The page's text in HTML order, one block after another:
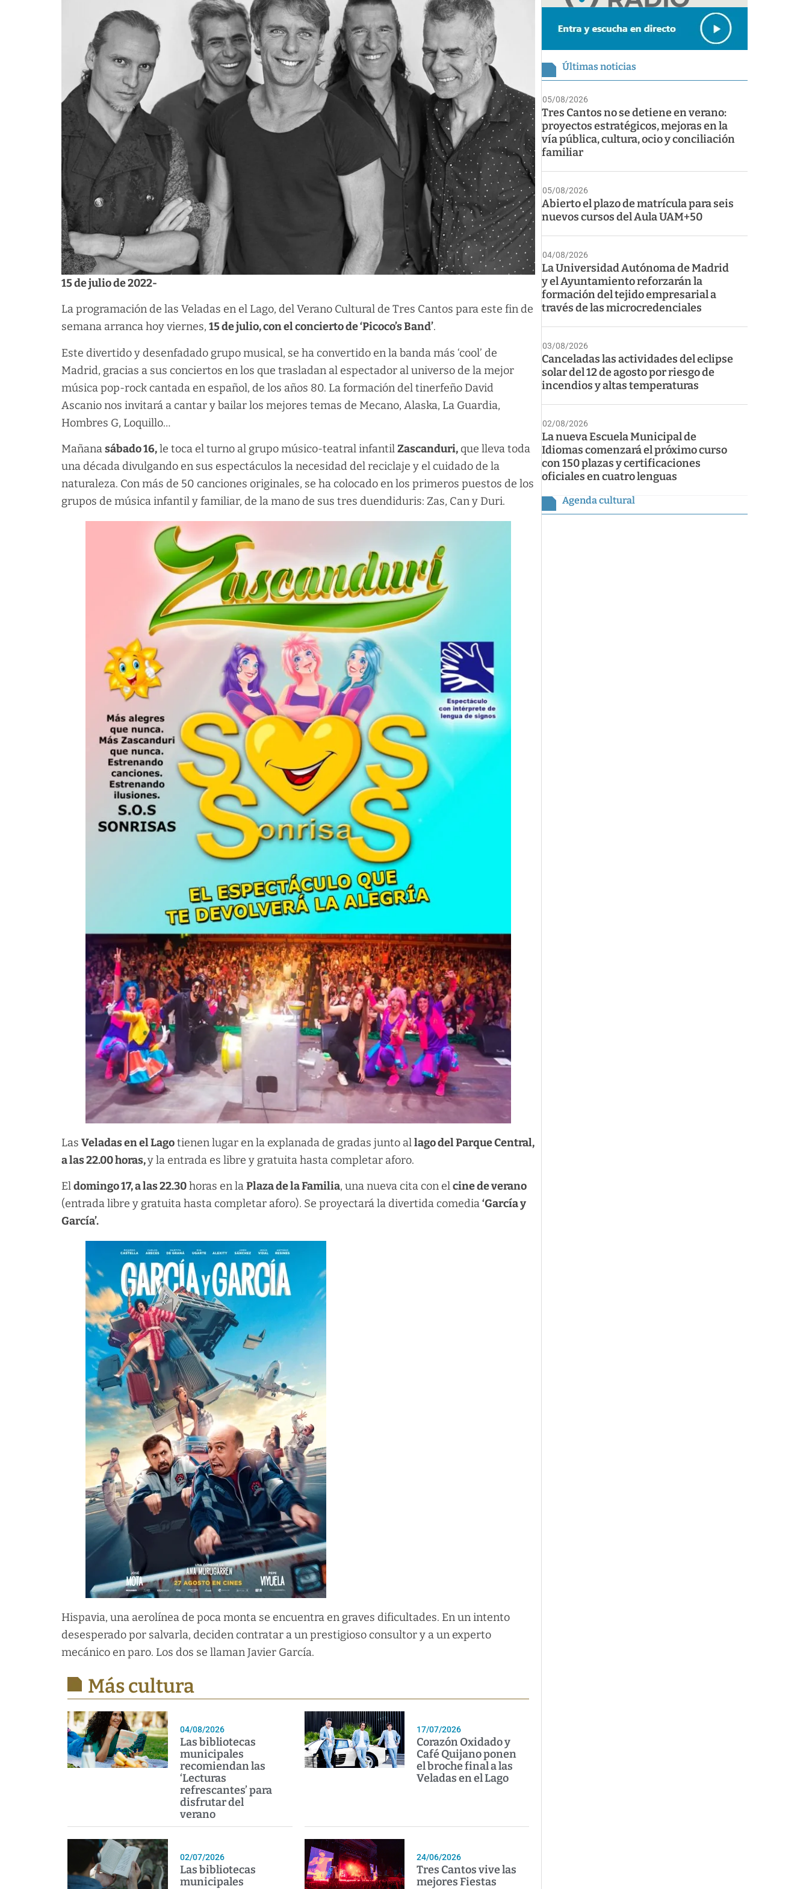
15 de julio de 2022-
La programación de las Veladas en el Lago, del Verano Cultural de Tres Cantos para este fin de
semana arranca hoy viernes, 15 de julio, con el concierto de ‘Picoco’s Band’.
Este divertido y desenfadado grupo musical, se ha convertido en la banda más ‘cool’ de
Madrid, gracias a sus conciertos en los que trasladan al espectador al universo de la mejor
música pop-rock cantada en español, de los años 80. La formación del tinerfeño David
Ascanio nos invitará a cantar y bailar los mejores temas de Mecano, Alaska, La Guardia,
Hombres G, Loquillo…
Mañanasábado 16,le toca el turno al grupo músico-teatral infantilZascanduri, que lleva toda
una década divulgando en sus espectáculos la necesidad del reciclaje y el cuidado de la
naturaleza. Con más de 50 canciones originales, se ha colocado en los primeros puestos de los
grupos de música infantil y familiar, de la mano de sus tres duendiduris: Zas, Can y Duri.
Las Veladas en el Lagotienen lugar en la explanada de gradas junto allago del Parque Central,
a las 22.00 horas,y la entrada es libre y gratuita hasta completar aforo.
Eldomingo 17, a las 22.30horas en laPlaza de la Familia, una nueva cita con elcine de verano
(entrada libre y gratuita hasta completar aforo). Se proyectará la divertida comedia‘García y
García’.
Hispavia, una aerolínea de poca monta se encuentra en graves dificultades. En un intento
desesperado por salvarla, deciden contratar a un prestigioso consultor y a un experto
mecánico en paro. Los dos se llaman Javier García.
Más cultura
04/08/2026
Las bibliotecas
municipales
recomiendan las
‘Lecturas
refrescantes’ para
disfrutar del
verano
17/07/2026
Corazón Oxidado y
Café Quijano ponen
el broche final a las
Veladas en el Lago
02/07/2026
Las bibliotecas
municipales
24/06/2026
Tres Cantos vive las
mejores Fiestas
Últimas noticias
05/08/2026
Tres Cantos no se detiene en verano:
proyectos estratégicos, mejoras en la
vía pública, cultura, ocio y conciliación
familiar
05/08/2026
Abierto el plazo de matrícula para seis
nuevos cursos del Aula UAM+50
04/08/2026
La Universidad Autónoma de Madrid
y el Ayuntamiento reforzarán la
formación del tejido empresarial a
través de las microcredenciales
03/08/2026
Canceladas las actividades del eclipse
solar del 12 de agosto por riesgo de
incendios y altas temperaturas
02/08/2026
La nueva Escuela Municipal de
Idiomas comenzará el próximo curso
con 150 plazas y certificaciones
oficiales en cuatro lenguas
Agenda cultural